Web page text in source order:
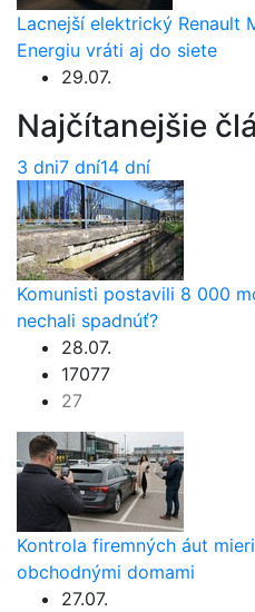
Lacnejší elektrický Renault
Energiu vráti aj do siete
29.07.
Najčítanejšie
3 dni7 dní14 dní
Komunisti postavili 8 000
nechali spadnúť?
28.07.
17077
27
Kontrola firemných áut
obchodnými domami
27.07.